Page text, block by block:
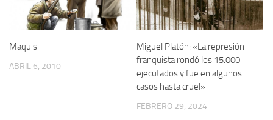
Maquis
ABRIL 6, 2010
Miguel Platón: «La represión
franquista rondó los 15.000
ejecutados y fue en algunos
casos hasta cruel»
FEBRERO 29, 2024